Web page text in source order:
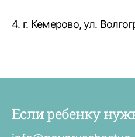
4. г. Кемерово, ул.
Если ребенку